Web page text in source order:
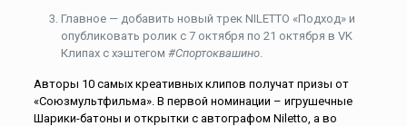
Главное — добавить новый трек NILETTO «Подход» и
опубликовать ролик с 7 октября по 21 октября в VK
Клипах с хэштегом #Спортоквашино.
Авторы 10 самых креативных клипов получат призы от
«Союзмультфильма». В первой номинации – игрушечные
Шарики-батоны и открытки с автографом Niletto, а во